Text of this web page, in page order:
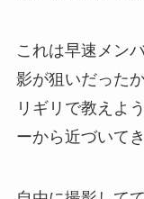
これは早速メン
影が狙いだった
リギリで教えよ
ーから近づいてき